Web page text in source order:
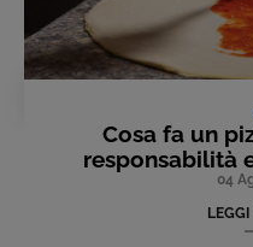
Cosa fa un
responsabilità
04